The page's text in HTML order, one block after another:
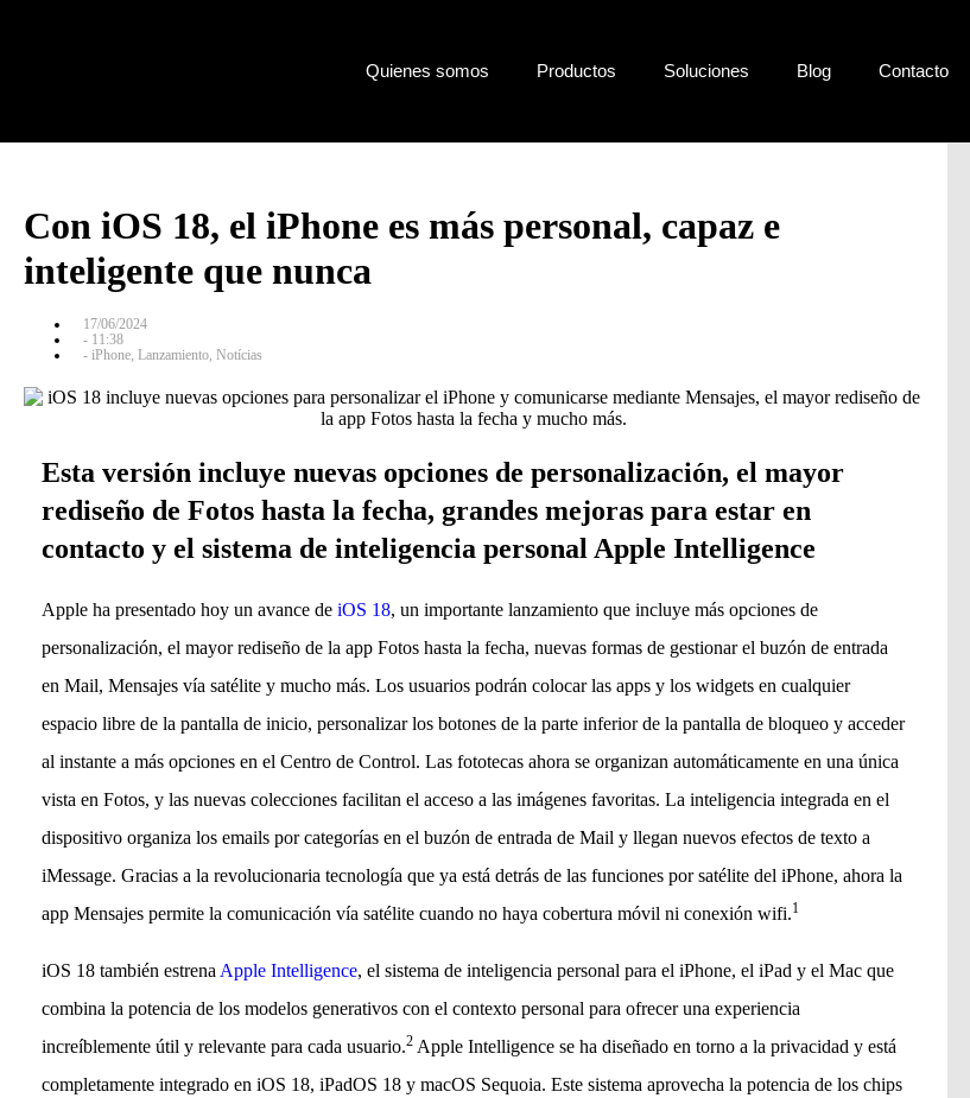
Quienes somos Productos Soluciones Blog Contacto
Con iOS 18, el iPhone es más personal, capaz e
inteligente que nunca
17/06/2024
- 11:38
- iPhone, Lanzamiento, Notícias
Esta versión incluye nuevas opciones de personalización, el mayor
rediseño de Fotos hasta la fecha, grandes mejoras para estar en
contacto y el sistema de inteligencia personal Apple Intelligence
Apple ha presentado hoy un avance de iOS 18, un importante lanzamiento que incluye más opciones de
personalización, el mayor rediseño de la app Fotos hasta la fecha, nuevas formas de gestionar el buzón de entrada
en Mail, Mensajes vía satélite y mucho más. Los usuarios podrán colocar las apps y los widgets en cualquier
espacio libre de la pantalla de inicio, personalizar los botones de la parte inferior de la pantalla de bloqueo y acceder
al instante a más opciones en el Centro de Control. Las fototecas ahora se organizan automáticamente en una única
vista en Fotos, y las nuevas colecciones facilitan el acceso a las imágenes favoritas. La inteligencia integrada en el
dispositivo organiza los emails por categorías en el buzón de entrada de Mail y llegan nuevos efectos de texto a
iMessage. Gracias a la revolucionaria tecnología que ya está detrás de las funciones por satélite del iPhone, ahora la
app Mensajes permite la comunicación vía satélite cuando no haya cobertura móvil ni conexión wifi.1
iOS 18 también estrena Apple Intelligence, el sistema de inteligencia personal para el iPhone, el iPad y el Mac que
combina la potencia de los modelos generativos con el contexto personal para ofrecer una experiencia
increíblemente útil y relevante para cada usuario.2 Apple Intelligence se ha diseñado en torno a la privacidad y está
completamente integrado en iOS 18, iPadOS 18 y macOS Sequoia. Este sistema aprovecha la potencia de los chips